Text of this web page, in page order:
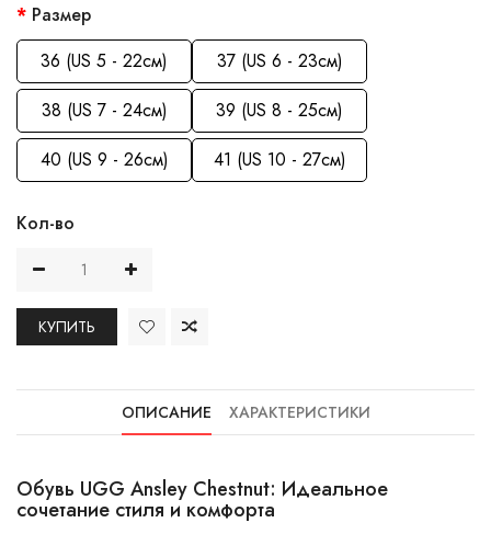
Размер
36 (US 5 - 22см)
37 (US 6 - 23см)
38 (US 7 - 24см)
39 (US 8 - 25см)
40 (US 9 - 26см)
41 (US 10 - 27см)
Кол-во
КУПИТЬ
ОПИСАНИЕ ХАРАКТЕРИСТИКИ
Обувь UGG Ansley Chestnut: Идеальное
сочетание стиля и комфорта